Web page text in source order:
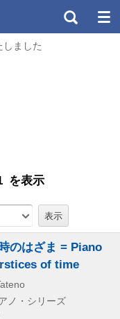
ました
を表示
のはざま = Piano
of time
ノ・シリーズ